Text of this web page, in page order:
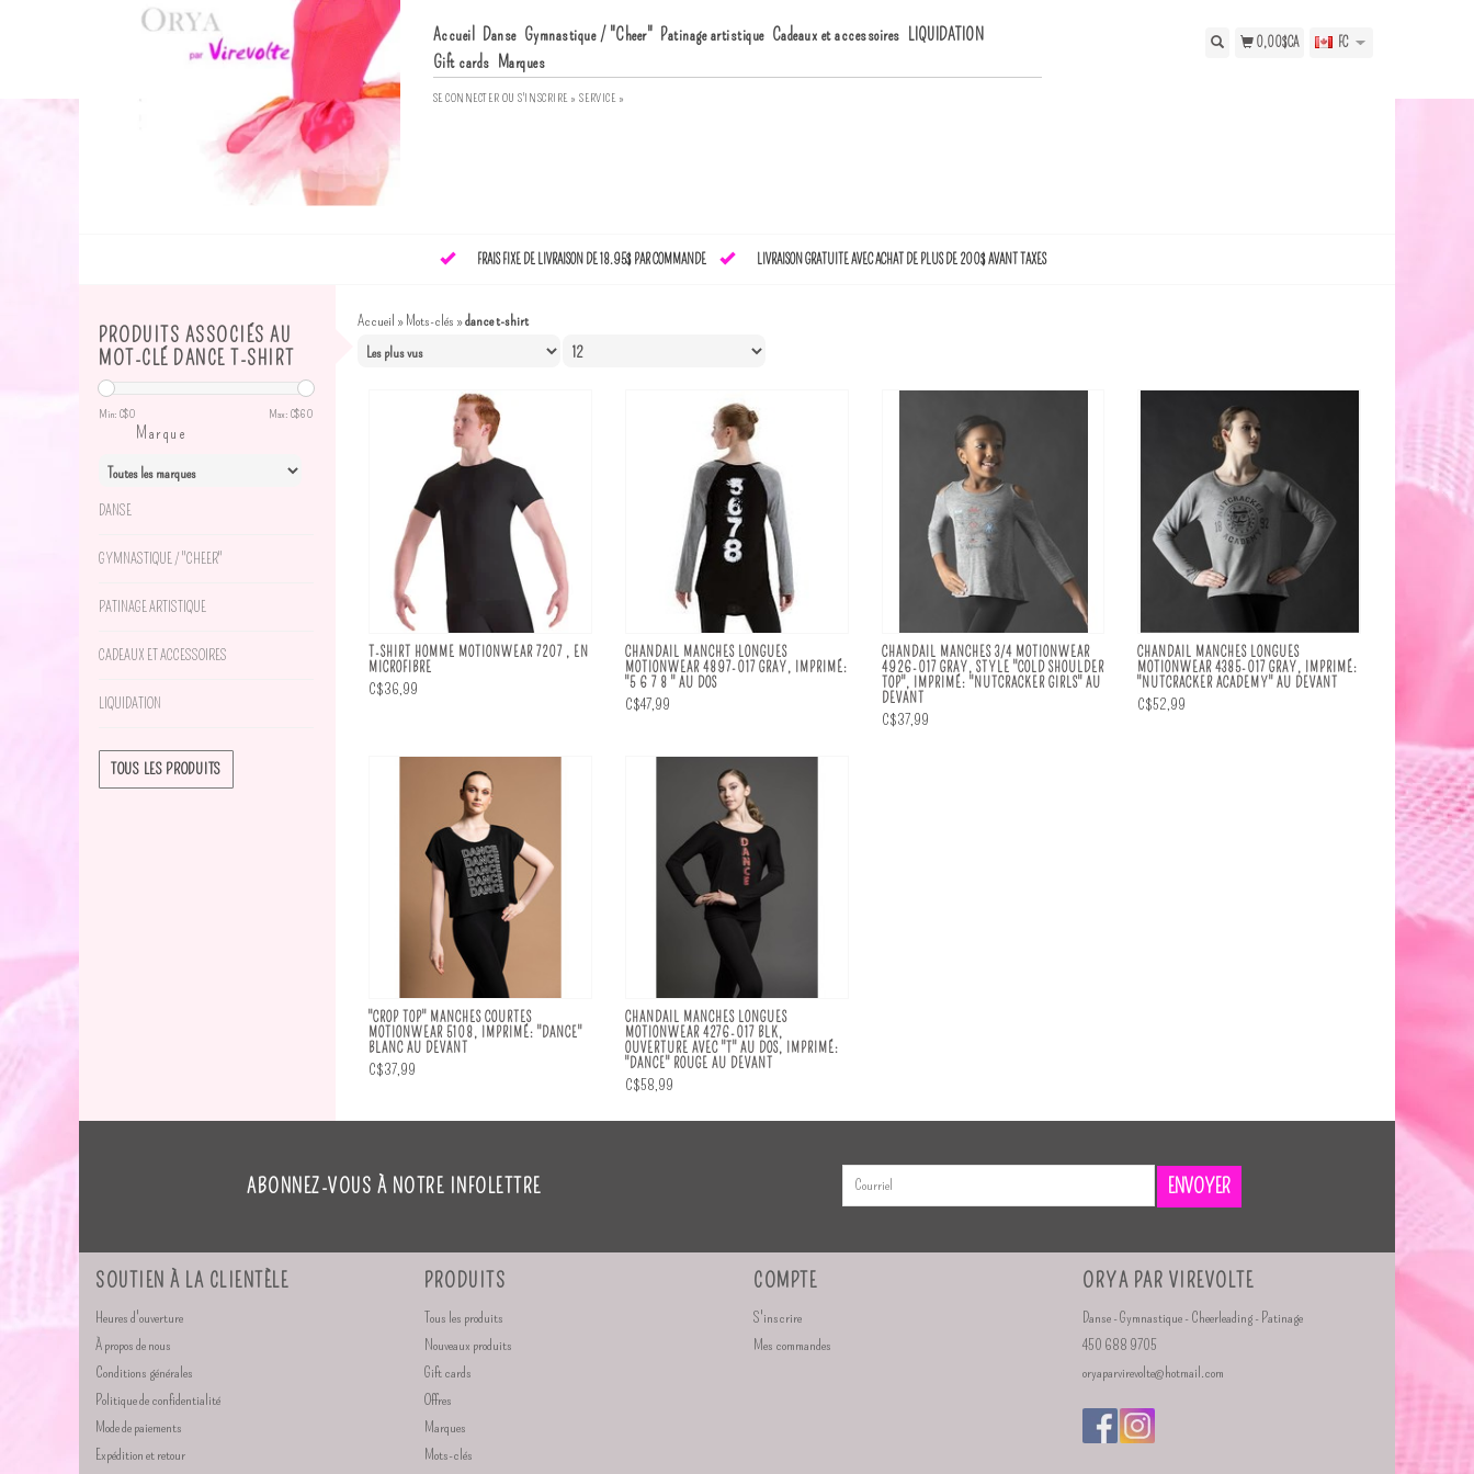
Accueil Danse Gymnastique / "Cheer" Patinage artistique Cadeaux et accessoires LIQUIDATION
Gift cards Marques
SE CONNECTER OUS'INSCRIRE » SERVICE »
0,00$CA FC
FRAIS FIXE DE LIVRAISON DE 18.95$ PAR COMMANDE LIVRAISON GRATUITE AVEC ACHAT DE PLUS DE 200$ AVANT TAXES
PRODUITS ASSOCIÉS AU
MOT-CLÉ DANCE T-SHIRT
Min: C$0 Max: C$60
Marque
DANSE
GYMNASTIQUE / "CHEER"
PATINAGE ARTISTIQUE
CADEAUX ET ACCESSOIRES
LIQUIDATION
TOUS LES PRODUITS
Accueil »Mots-clés »dance t-shirt
T-SHIRT HOMME MOTIONWEAR 7207 , EN
MICROFIBRE
C$36,99
CHANDAIL MANCHES LONGUES
MOTIONWEAR 4897-017 GRAY, IMPRIMÉ:
"5 6 7 8 " AU DOS
C$47,99
CHANDAIL MANCHES 3/4 MOTIONWEAR
4926-017 GRAY, STYLE "COLD SHOULDER
TOP", IMPRIMÉ: "NUTCRACKER GIRLS" AU
DEVANT
C$37,99
CHANDAIL MANCHES LONGUES
MOTIONWEAR 4385-017 GRAY, IMPRIMÉ:
"NUTCRACKER ACADEMY" AU DEVANT
C$52,99
"CROP TOP" MANCHES COURTES
MOTIONWEAR 5108, IMPRIMÉ: "DANCE"
BLANC AU DEVANT
C$37,99
CHANDAIL MANCHES LONGUES
MOTIONWEAR 4276-017 BLK,
OUVERTURE AVEC "T" AU DOS, IMPRIMÉ:
"DANCE" ROUGE AU DEVANT
C$58,99
ABONNEZ-VOUS À NOTRE INFOLETTRE ENVOYER
SOUTIEN À LA CLIENTÈLE
Heures d'ouverture
À propos de nous
Conditions générales
Politique de confidentialité
Mode de paiements
Expédition et retour
PRODUITS
Tous les produits
Nouveaux produits
Gift cards
Offres
Marques
Mots-clés
COMPTE
S'inscrire
Mes commandes
ORYA PAR VIREVOLTE
Danse - Gymnastique - Cheerleading - Patinage
450 688 9705
oryaparvirevolte@hotmail.com